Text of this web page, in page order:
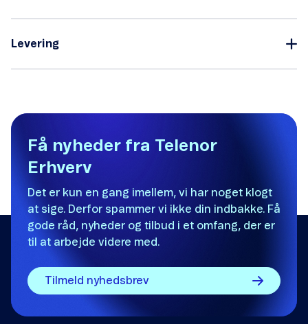
Levering
Få nyheder fra Telenor
Erhverv
Det er kun en gang imellem, vi har noget klogt
at sige. Derfor spammer vi ikke din indbakke. Få
gode råd, nyheder og tilbud i et omfang, der er
til at arbejde videre med.
Tilmeld nyhedsbrev